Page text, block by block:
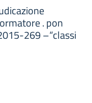
. pon
269 –“classi